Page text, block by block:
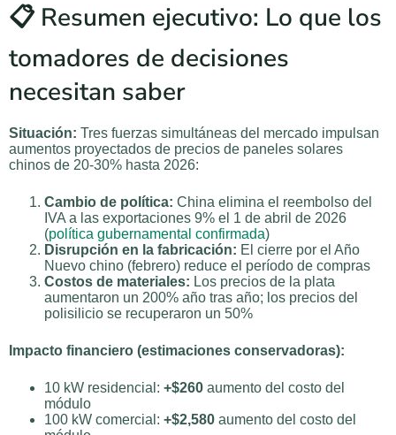
📋 Resumen ejecutivo: Lo que los
tomadores de decisiones
necesitan saber
Situación: Tres fuerzas simultáneas del mercado impulsan
aumentos proyectados de precios de paneles solares
chinos de 20-30% hasta 2026:
Cambio de política: China elimina el reembolso del
IVA a las exportaciones 9% el 1 de abril de 2026
(política gubernamental confirmada)
Disrupción en la fabricación: El cierre por el Año
Nuevo chino (febrero) reduce el período de compras
Costos de materiales: Los precios de la plata
aumentaron un 200% año tras año; los precios del
polisilicio se recuperaron un 50%
Impacto financiero (estimaciones conservadoras):
10 kW residencial: +$260 aumento del costo del
módulo
100 kW comercial: +$2,580 aumento del costo del